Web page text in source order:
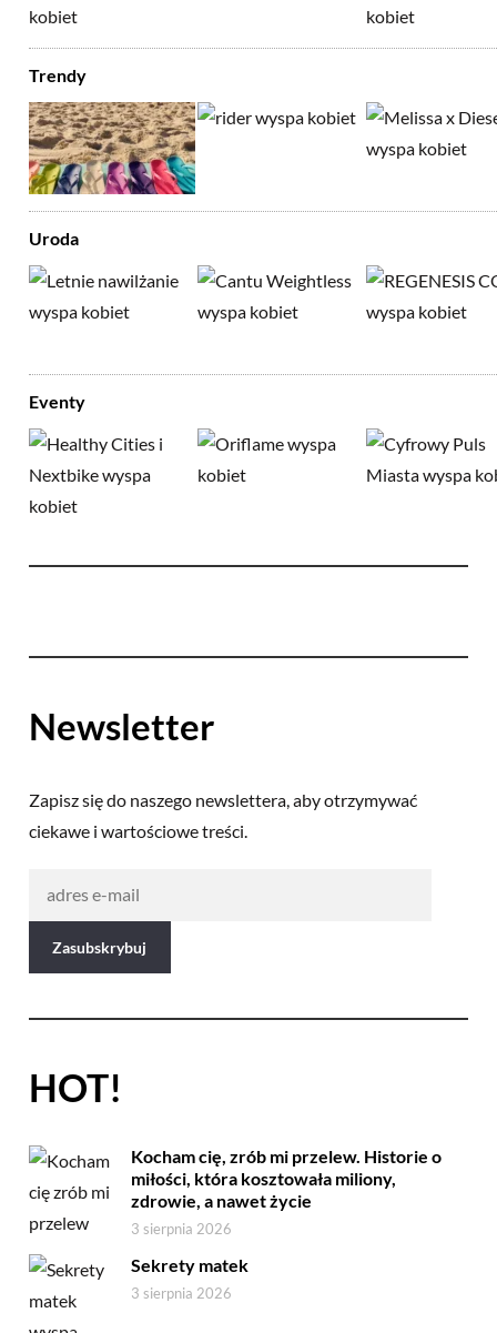
Trendy
Uroda
Eventy
Newsletter
Zapisz się do naszego newslettera, aby otrzymywać
ciekawe i wartościowe treści.
HOT!
Kocham cię, zrób mi przelew. Historie o
miłości, która kosztowała miliony,
zdrowie, a nawet życie
3 sierpnia 2026
Sekrety matek
3 sierpnia 2026